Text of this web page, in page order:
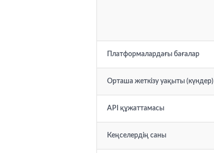
Платформалардағы бағалар
Орташа жеткізу уақыты (күндер)
API құжаттамасы
Кеңселердің саны